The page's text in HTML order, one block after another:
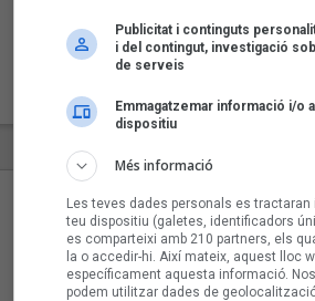
"Amb tu"
Publicitat i continguts
i del contingut, investigació
de serveis
Emmagatzemar informació i/o
dispositiu
Més informació
Les teves dades personals es
teu dispositiu (galetes, identificadors
es comparteixi amb 210 partners, els
la o accedir-hi. Així mateix, aquest lloc
específicament aquesta informació.
podem utilitzar dades de